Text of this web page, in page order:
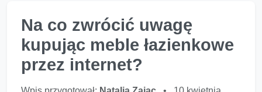
Na co zwrócić uwagę
kupując meble łazienkowe
przez internet?